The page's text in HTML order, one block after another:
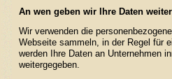
An wen geben wir Ihre Daten
Wir verwenden die
Webseite sammeln, in der Regel für
werden Ihre Daten an Unternehmen
weitergegeben.